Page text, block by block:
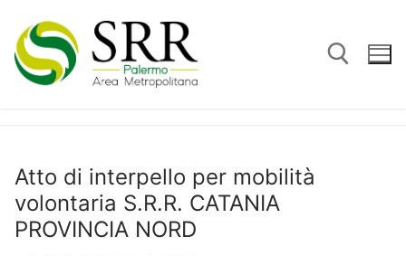
contenuto
Atto di interpello per mobilità
volontaria S.R.R. CATANIA
PROVINCIA NORD